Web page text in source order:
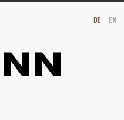
DE EN